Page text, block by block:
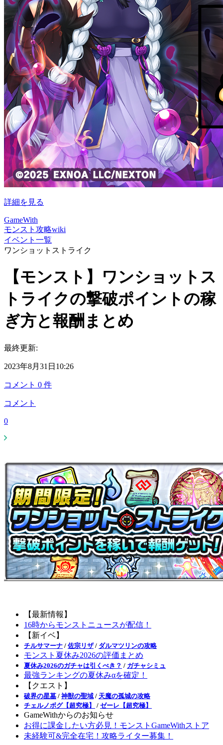
詳細を見る
GameWith
モンスト攻略wiki
イベント一覧
ワンショットストライク
【モンスト】ワンショットス
トライクの撃破ポイントの稼
ぎ方と報酬まとめ
最終更新:
2023年8月31日10:26
コメント 0 件
コメント
0
【最新情報】
16時からモンストニュースが配信！
【新イベ】
チルサマーナ / 佐宗リザ/ ダルマツリンの攻略
モンスト夏休み2026の評価まとめ
夏休み2026のガチャは引くべき？ / ガチャシミュ
最強ランキングの夏休みαを確定！
【クエスト】
破界の星墓 / 神獣の聖域 / 天魔の孤城の攻略
チェルノボグ【超究極】
/ ゼーレ【超究極】
GameWithからのお知らせ
お得に課金したい方必見！モンストGameWithストア
未経験可&完全在宅！攻略ライター募集！